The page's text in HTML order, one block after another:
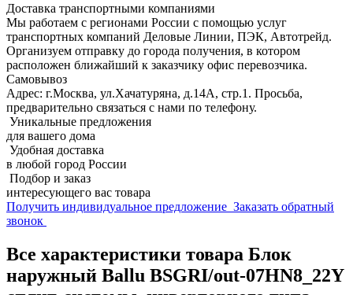
Доставка транспортными компаниями
Мы работаем с регионами России с помощью услуг
транспортных компаний Деловые Линии, ПЭК, Автотрейд.
Организуем отправку до города получения, в котором
расположен ближайший к заказчику офис перевозчика.
Самовывоз
Адрес: г.Москва, ул.Хачатуряна, д.14А, стр.1. Просьба,
предварительно связаться с нами по телефону.
Уникальные предложения
для вашего дома
Удобная доставка
в любой город России
Подбор и заказ
интересующего вас товара
Получить индивидуальное предложение Заказать обратный
звонок
Все характеристики товара Блок
наружный Ballu BSGRI/out-07HN8_22Y